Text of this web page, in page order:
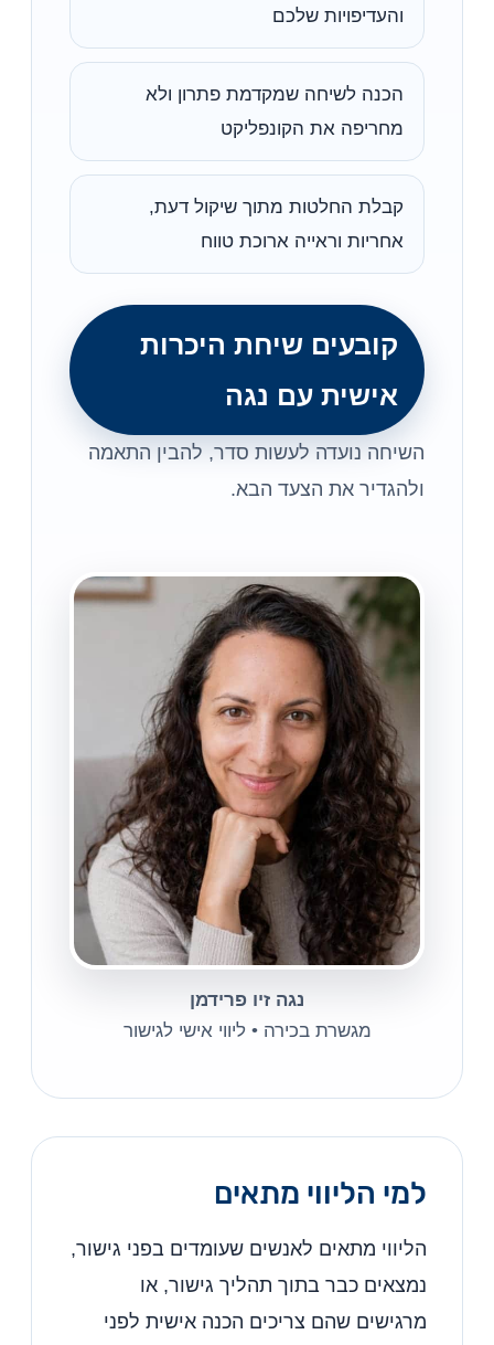
והעדיפויות שלכם
הכנה לשיחה שמקדמת פתרון ולא
מחריפה את הקונפליקט
קבלת החלטות מתוך שיקול דעת,
אחריות וראייה ארוכת טווח
קובעים שיחת היכרות
אישית עם נגה
השיחה נועדה לעשות סדר, להבין התאמה
ולהגדיר את הצעד הבא.
נגה זיו פרידמן
מגשרת בכירה • ליווי אישי לגישור
למי הליווי מתאים
הליווי מתאים לאנשים שעומדים בפני גישור,
נמצאים כבר בתוך תהליך גישור, או
מרגישים שהם צריכים הכנה אישית לפני